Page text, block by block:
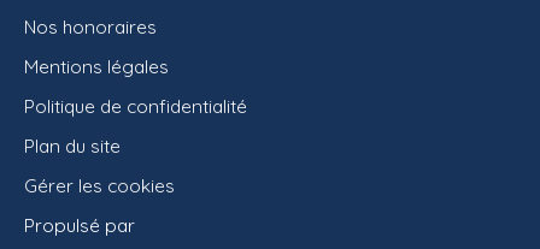
Nos honoraires
Mentions légales
Politique de confidentialité
Plan du site
Gérer les cookies
Propulsé par